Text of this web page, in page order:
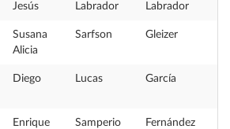
Jesús Labrador Labrador
Susana
Alicia
Sarfson Gleizer
Diego Lucas García
Enrique Samperio Fernández